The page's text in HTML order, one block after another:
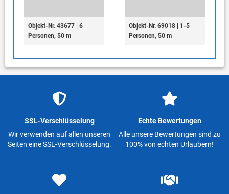
Objekt-Nr. 43677 | 6
Personen, 50 m
Objekt-Nr. 69018 | 1-5
Personen, 50 m
SSL-Verschlüsselung
Wir verwenden auf allen unseren
Seiten eine SSL-Verschlüsselung.
Echte Bewertungen
Alle unsere Bewertungen sind zu
100% von echten Urlaubern!